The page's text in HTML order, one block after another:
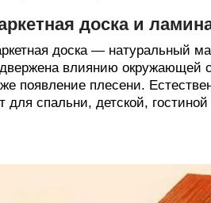
доска и
доска — натуральный
влиянию окружающей
появление плесени.
для спальни, детской,